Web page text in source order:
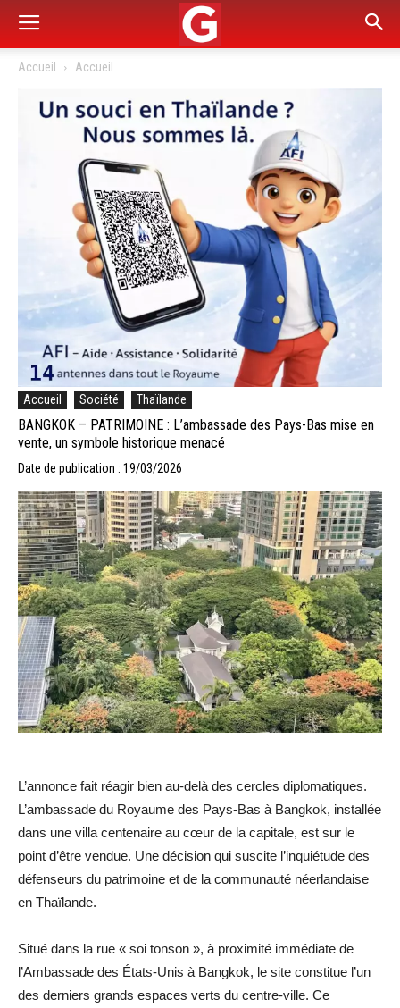
Accueil Accueil
Accueil Société Thaïlande
BANGKOK – PATRIMOINE : L’ambassade des Pays-Bas mise en
vente, un symbole historique menacé
Date de publication : 19/03/2026
L’annonce fait réagir bien au-delà des cercles diplomatiques.
L’ambassade du Royaume des Pays-Bas à Bangkok, installée
dans une villa centenaire au cœur de la capitale, est sur le
point d’être vendue. Une décision qui suscite l’inquiétude des
défenseurs du patrimoine et de la communauté néerlandaise
en Thaïlande.
Situé dans la rue « soi tonson », à proximité immédiate de
l’Ambassade des États-Unis à Bangkok, le site constitue l’un
des derniers grands espaces verts du centre-ville. Ce